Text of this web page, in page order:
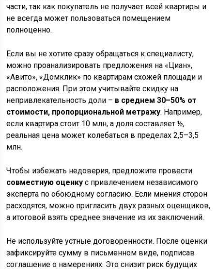
части, так как покупатель не получает всей квартиры и
не всегда может пользоваться помещением
полноценно.
Если вы не хотите сразу обращаться к специалисту,
можно проанализировать предложения на «Циан»,
«Авито», «Домклик» по квартирам схожей площади и
расположения. При этом учитывайте скидку на
непривлекательность доли – в среднем 30–50% от
стоимости, пропорциональной метражу. Например,
если квартира стоит 10 млн, а доля составляет ½,
реальная цена может колебаться в пределах 2,5–3,5
млн.
Чтобы избежать недоверия, предложите провести
совместную оценку с привлечением независимого
эксперта по обоюдному согласию. Если мнения сторон
расходятся, можно пригласить двух разных оценщиков,
а итоговой взять среднее значение из их заключений.
Не используйте устные договоренности. После оценки
зафиксируйте сумму в письменном виде, подписав
соглашение о намерениях. Это снизит риск будущих